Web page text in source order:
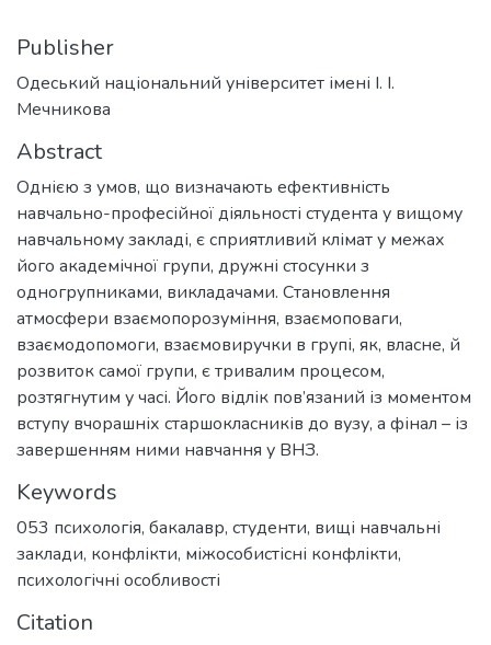
Publisher
Одеський національний університет імені І. І.
Мечникова
Abstract
Однією з умов, що визначають ефективність
навчально-професійної діяльності студента у вищому
навчальному закладі, є сприятливий клімат у межах
його академічної групи, дружні стосунки з
одногрупниками, викладачами. Становлення
атмосфери взаємопорозуміння, взаємоповаги,
взаємодопомоги, взаємовиручки в групі, як, власне, й
розвиток самої групи, є тривалим процесом,
розтягнутим у часі. Його відлік пов’язаний із моментом
вступу вчорашніх старшокласників до вузу, а фінал – із
завершенням ними навчання у ВНЗ.
Keywords
053 психологія, бакалавр, студенти, вищі навчальні
заклади, конфлікти, міжособистісні конфлікти,
психологічні особливості
Citation